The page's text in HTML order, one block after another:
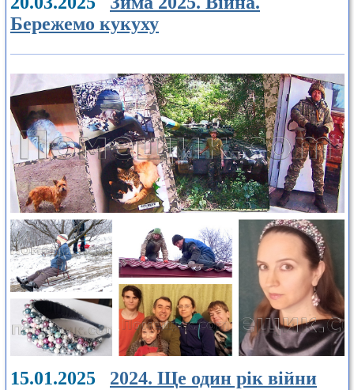
Бережемо кукуху
15.01.2025 2024. Ще один рік війни